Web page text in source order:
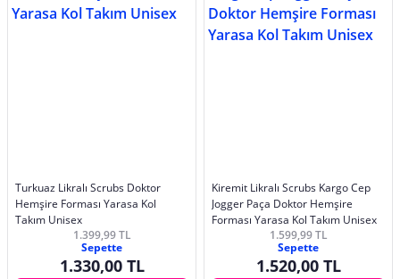
Turkuaz Likralı Scrubs Doktor
Hemşire Forması Yarasa Kol
Takım Unisex
1.399,99 TL
Sepette
1.330,00 TL
Kiremit Likralı Scrubs Kargo Cep
Jogger Paça Doktor Hemşire
Forması Yarasa Kol Takım Unisex
1.599,99 TL
Sepette
1.520,00 TL